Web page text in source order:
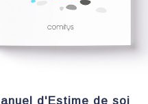
d'Estime de soi